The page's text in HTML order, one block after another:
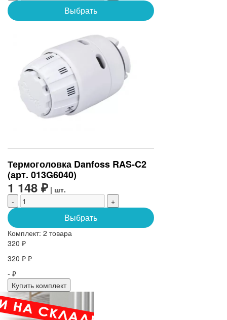
Выбрать
Термоголовка Danfoss RAS-C2
(арт. 013G6040)
1 148 ₽ | шт.
-
+
Выбрать
Комплект: 2 товара
320 ₽
320 ₽ ₽
- ₽
Купить комплект